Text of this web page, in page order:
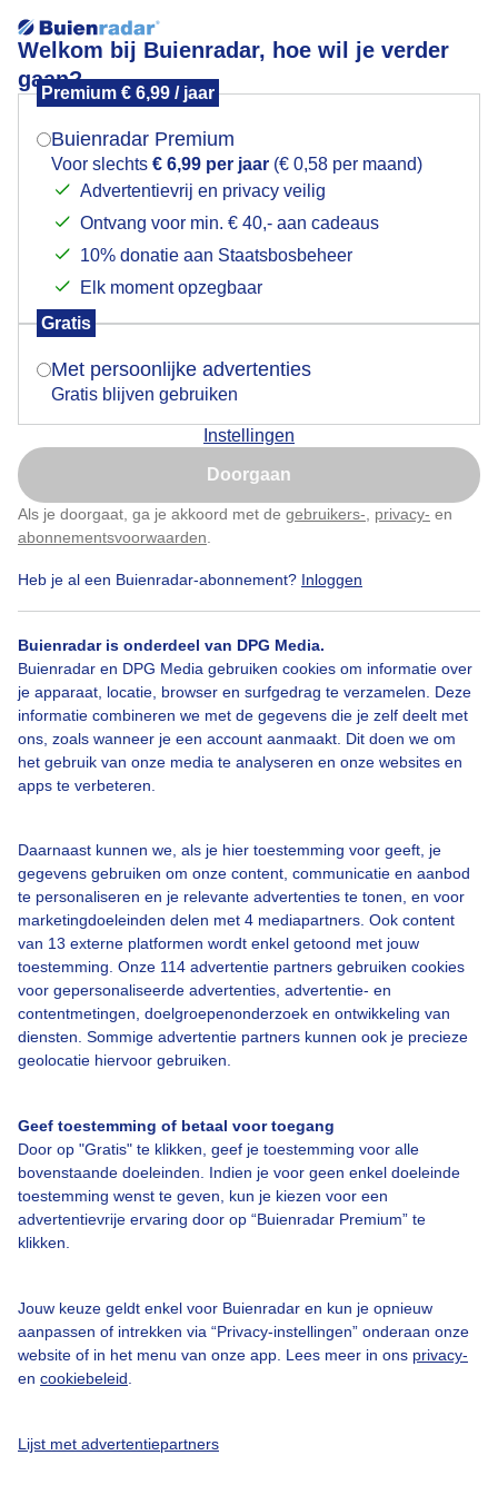
Welkom bij Buienradar, hoe wil je verder
gaan?
Premium € 6,99 / jaar
Buienradar Premium
Voor slechts € 6,99 per jaar (€ 0,58 per maand)
Advertentievrij en privacy veilig
Ontvang voor min. € 40,- aan cadeaus
10% donatie aan Staatsbosbeheer
Elk moment opzegbaar
Gratis
Met persoonlijke advertenties
Gratis blijven gebruiken
Instellingen
Doorgaan
Als je doorgaat, ga je akkoord met de gebruikers- privacy- en
abonnementsvoorwaarden
Heb je al een Buienradar-abonnement? Inloggen
Buienradar is onderdeel van DPG Media.
Buienradar en DPG Media gebruiken cookies om informatie over
je apparaat, locatie, browser en surfgedrag te verzamelen. Deze
informatie combineren we met de gegevens die je zelf deelt met
ons, zoals wanneer je een account aanmaakt. Dit doen we om
het gebruik van onze media te analyseren en onze websites en
apps te verbeteren.
Daarnaast kunnen we, als je hier toestemming voor geeft, je
gegevens gebruiken om onze content, communicatie en aanbod
te personaliseren en je relevante advertenties te tonen, en voor
marketingdoeleinden delen met 4 mediapartners. Ook content
van 13 externe platformen wordt enkel getoond met jouw
toestemming. Onze 114 advertentie partners gebruiken cookies
voor gepersonaliseerde advertenties, advertentie- en
contentmetingen, doelgroepenonderzoek en ontwikkeling van
diensten. Sommige advertentie partners kunnen ook je precieze
geolocatie hiervoor gebruiken.
Geef toestemming of betaal voor toegang
Door op "Gratis" te klikken, geef je toestemming voor alle
bovenstaande doeleinden. Indien je voor geen enkel doeleinde
toestemming wenst te geven, kun je kiezen voor een
advertentievrije ervaring door op “Buienradar Premium” te
klikken.
Jouw keuze geldt enkel voor Buienradar en kun je opnieuw
aanpassen of intrekken via “Privacy-instellingen” onderaan onze
website of in het menu van onze app. Lees meer in ons privacy-
en cookiebeleid
Lijst met advertentiepartners
zonsopkomst
Door: Anja Valentijn Gemaakt: 09-06-2026, 46x bekeken
Zonsopkomst
Bekijk slideshow
Over Buienradar
Bedrijfsgegevens
Contact
Toegankelijkheid
Gebruikersvoorwaarden
Adverteren
Privacy beleid
Cookie beleid
Mogen we je locatie gebruiken voor het
Indien je hier nog geen akkoord op hebt gegeven,
verschijnt er zo een pop-up uit je browser waarin
Is goed, toon de popup
Nu niet, misschien later
Klik hierom dit aan te passen